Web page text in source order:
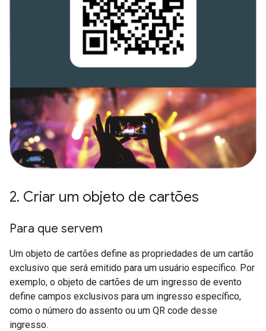
2. Criar um objeto de cartões
Para que servem
Um objeto de cartões define as propriedades de um cartão
exclusivo que será emitido para um usuário específico. Por
exemplo, o objeto de cartões de um ingresso de evento
define campos exclusivos para um ingresso específico,
como o número do assento ou um QR code desse
ingresso.